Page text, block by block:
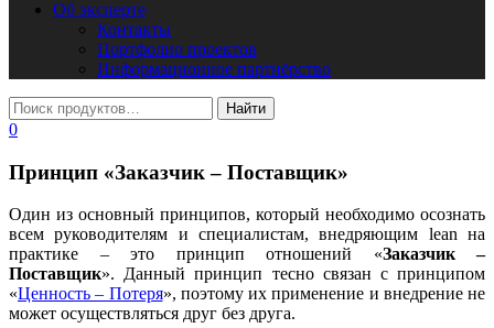
Об эксперте
Контакты
Портфолио проектов
Информационное партнёрство
0
Принцип «Заказчик – Поставщик»
Один из основный принципов, который необходимо осознать
всем руководителям и специалистам, внедряющим lean на
практике – это принцип отношений «Заказчик –
Поставщик». Данный принцип тесно связан с принципом
«Ценность – Потеря», поэтому их применение и внедрение не
может осуществляться друг без друга.